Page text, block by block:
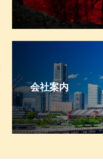
会社案内